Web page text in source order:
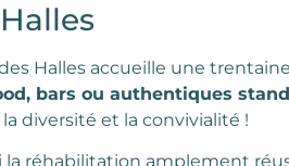
Halles accueille une
bars ou authentiques
diversité et la convivialité !
réhabilitation amplement